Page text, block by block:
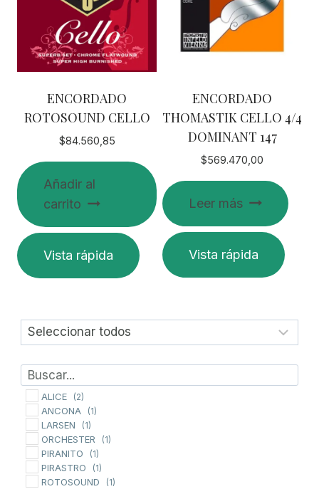
ENCORDADO
ROTOSOUND CELLO
$84.560,85
Añadir al
carrito
Vista rápida
ENCORDADO
THOMASTIK CELLO 4/4
DOMINANT 147
$569.470,00
Leer más
Vista rápida
ALICE (2)
ANCONA (1)
LARSEN (1)
ORCHESTER (1)
PIRANITO (1)
PIRASTRO (1)
ROTOSOUND (1)